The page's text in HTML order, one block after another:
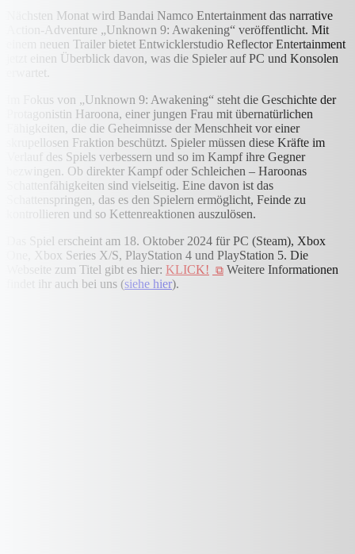
Nächsten Monat wird Bandai Namco Entertainment das narrative
Action-Adventure „Unknown 9: Awakening“ veröffentlicht. Mit
einem neuen Trailer bietet Entwicklerstudio Reflector Entertainment
jetzt einen Überblick davon, was die Spieler auf PC und Konsolen
erwartet.
Im Fokus von „Unknown 9: Awakening“ steht die Geschichte der
Protagonistin Haroona, einer jungen Frau mit übernatürlichen
Fähigkeiten, die die Geheimnisse der Menschheit vor einer
skrupellosen Fraktion beschützt. Spieler müssen diese Kräfte im
Verlauf des Spiels verbessern und so im Kampf ihre Gegner
bezwingen. Ob direkter Kampf oder Schleichen – Haroonas
Schattenfähigkeiten sind vielseitig. Eine davon ist das
Schattenspringen, das es den Spielern ermöglicht, Feinde zu
kontrollieren und so Kettenreaktionen auszulösen.
Das Spiel erscheint am 18. Oktober 2024 für PC (Steam), Xbox
One, Xbox Series X/S, PlayStation 4 und PlayStation 5. Die
Webseite zum Titel gibt es hier: KLICK!
Weitere Informationen
findet ihr auch bei uns (siehe hier).